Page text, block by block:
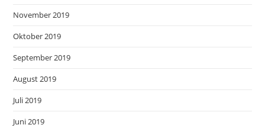
November 2019
Oktober 2019
September 2019
August 2019
Juli 2019
Juni 2019